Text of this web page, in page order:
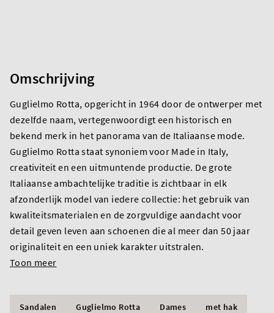
Omschrijving
Guglielmo Rotta, opgericht in 1964 door de ontwerper met
dezelfde naam, vertegenwoordigt een historisch en
bekend merk in het panorama van de Italiaanse mode.
Guglielmo Rotta staat synoniem voor Made in Italy,
creativiteit en een uitmuntende productie. De grote
Italiaanse ambachtelijke traditie is zichtbaar in elk
afzonderlijk model van iedere collectie: het gebruik van
kwaliteitsmaterialen en de zorgvuldige aandacht voor
detail geven leven aan schoenen die al meer dan 50 jaar
originaliteit en een uniek karakter uitstralen.
Toon meer
Sandalen Guglielmo Rotta Dames met hak